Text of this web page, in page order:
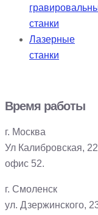
станки
Лазерные
станки
Время работы
г. Москва
Ул Калибровская,
офис 52.
г. Смоленск
ул. Дзержинского,